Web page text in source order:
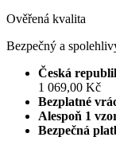
Ověřená kvalita
Bezpečný a
Česká
1 069,00 Kč
Bezplatné
Alespoň 1
Bezpečná